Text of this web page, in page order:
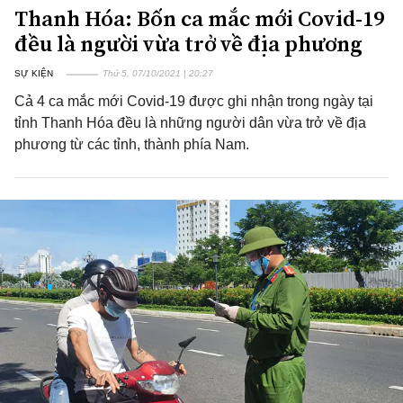
Thanh Hóa: Bốn ca mắc mới Covid-19
đều là người vừa trở về địa phương
SỰ KIỆN Thứ 5, 07/10/2021 | 20:27
Cả 4 ca mắc mới Covid-19 được ghi nhận trong ngày tại
tỉnh Thanh Hóa đều là những người dân vừa trở về địa
phương từ các tỉnh, thành phía Nam.